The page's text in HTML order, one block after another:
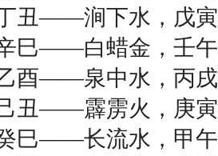
――涧下水，戊
――白蜡金，壬
――泉中水，丙
――霹雳火，庚
――长流水，甲